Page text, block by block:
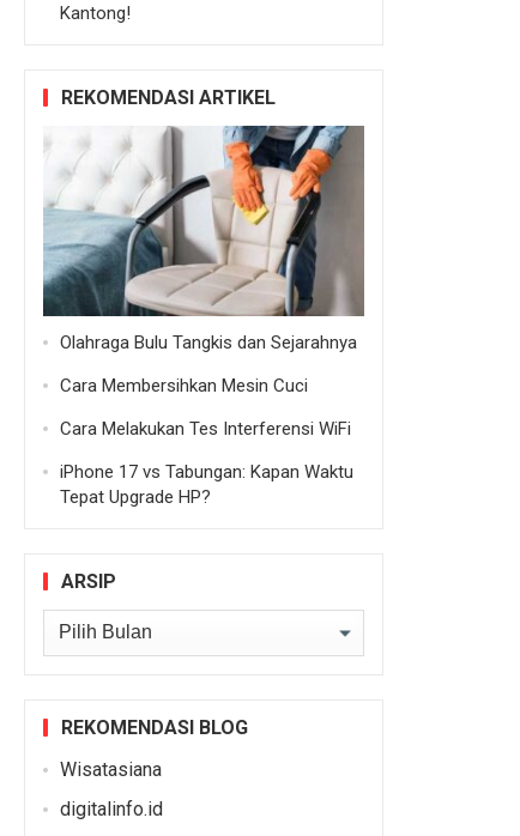
Kantong!
REKOMENDASI ARTIKEL
Olahraga Bulu Tangkis dan Sejarahnya
Cara Membersihkan Mesin Cuci
Cara Melakukan Tes Interferensi WiFi
iPhone 17 vs Tabungan: Kapan Waktu
Tepat Upgrade HP?
ARSIP
Arsip
REKOMENDASI BLOG
Wisatasiana
digitalinfo.id